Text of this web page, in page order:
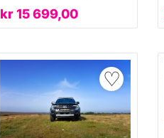
kr15 699,00
♡